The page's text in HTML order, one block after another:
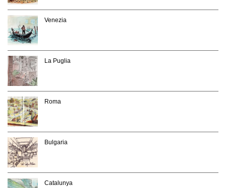
Venezia
La Puglia
Roma
Bulgaria
Catalunya